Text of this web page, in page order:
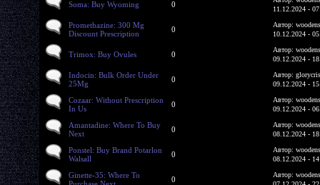
Soma: Buy Wyoming 0
11.12.2024 -
Promethazine: 300 Mg
Discount Prescription
0
Автор:
10.12.2024 -
Trimox: Buy Ovules 0
Автор:
09.12.2024 -
Indocin: Bulk Order Under
25Mg
0
Автор:
09.12.2024 -
Cozaar: Without Prescription
In Us
0
Автор:
09.12.2024 -
Amantadine: Where To Buy
Next
0
Автор:
08.12.2024 -
Ponstel: Buy Brand Potarlon
Walsall
0
Автор:
08.12.2024 -
Ginette-35: Where To
Purchase Next
0
Автор: